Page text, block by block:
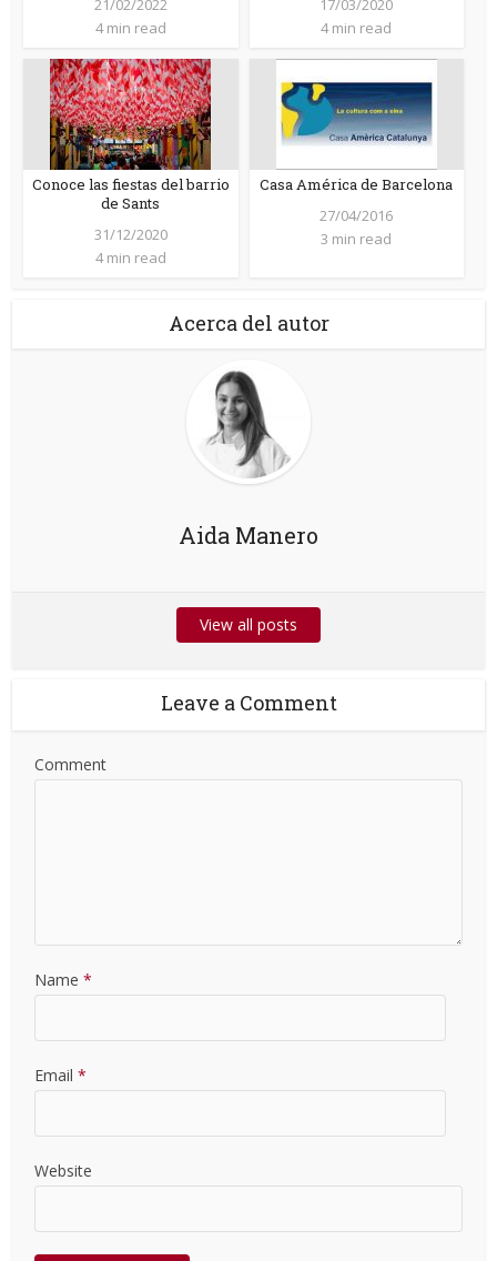
21/02/2022
4 min read
17/03/2020
4 min read
Conoce las fiestas del barrio
de Sants
31/12/2020
4 min read
Casa América de Barcelona
27/04/2016
3 min read
Acerca del autor
Aida Manero
View all posts
Leave a Comment
Comment
Name *
Email *
Website